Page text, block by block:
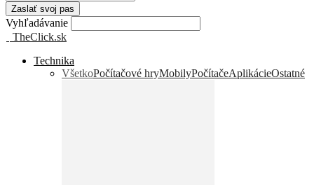
Vyhľadávanie
TheClick.sk
Technika
VšetkoPočítačové hryMobilyPočítačeAplikácieOstatné